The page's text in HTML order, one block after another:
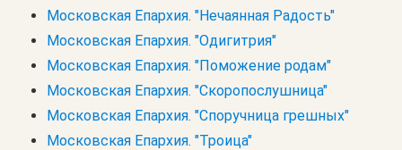
Московская Епархия. "Нечаянная Радость"
Московская Епархия. "Одигитрия"
Московская Епархия. "Поможение родам"
Московская Епархия. "Скоропослушница"
Московская Епархия. "Споручница грешных"
Московская Епархия. "Троица"